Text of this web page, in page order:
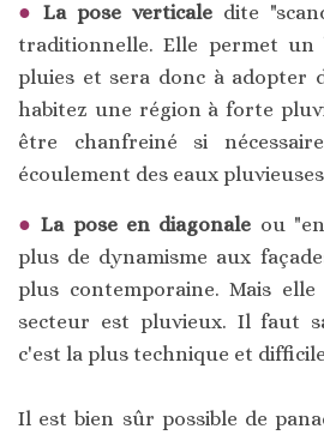
La pose verticale dite
traditionnelle. Elle permet un
pluies et sera donc à adopter
habitez une région à forte
être chanfreiné si
écoulement des eaux
La pose en diagonale ou
plus de dynamisme aux
plus contemporaine. Mais
secteur est pluvieux. Il faut
c'est la plus technique et
Il est bien sûr possible de